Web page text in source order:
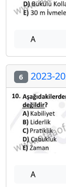
A
6 2023-
A